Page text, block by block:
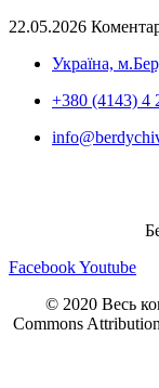
22.05.2026
Україна,
+380 (4143) 4
FacebookYoutube
© 2020 Весь
Commons